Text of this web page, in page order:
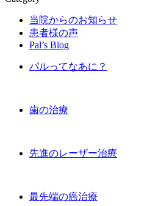
当院からのお知らせ
患者様の声
Pal’s Blog
パルってなあに？
歯の治療
先進のレーザー治療
最先端の癌治療